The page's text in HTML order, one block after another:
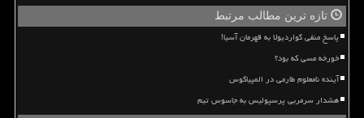
تازه ترین مطالب مرتبط
پاسخ منفی گواردیولا به قهرمان آسیا!
خورخه مسی که بود؟
آینده نامعلوم طارمی در المپیاکوس
هشدار سرمربی پرسپولیس به جاسوس تیم